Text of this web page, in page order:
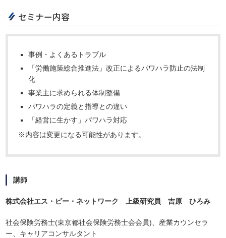
セミナー内容
事例・よくあるトラブル
「労働施策総合推進法」改正によるパワハラ防止の法制
化
事業主に求められる体制整備
パワハラの定義と指導との違い
「経営に生かす」パワハラ対応
※内容は変更になる可能性があります。
講師
株式会社エス・ピー・ネットワーク 上級研究員 吉原 ひろみ
社会保険労務士(東京都社会保険労務士会会員)、産業カウンセラ
ー、キャリアコンサルタント